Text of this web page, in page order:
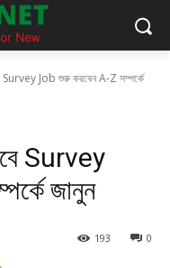
Survey Job শুরু করবেন A-Z সম্পর্কে
Survey
জানুন
0
193